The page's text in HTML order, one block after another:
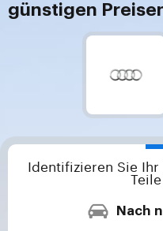
günstigen
Identifizieren Sie
Nach